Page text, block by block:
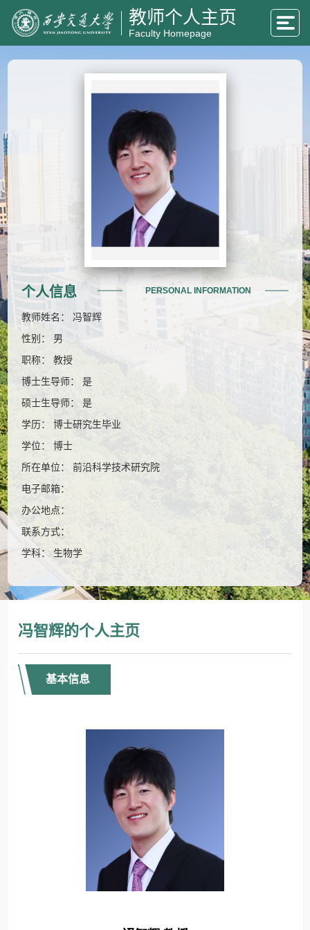
教师个人主页
Faculty Homepage
个人信息 PERSONAL INFORMATION
教师姓名： 冯智辉
性别： 男
职称： 教授
博士生导师： 是
硕士生导师： 是
学历： 博士研究生毕业
学位： 博士
所在单位： 前沿科学技术研究院
电子邮箱：
办公地点：
联系方式：
学科： 生物学
冯智辉的个人主页
基本信息